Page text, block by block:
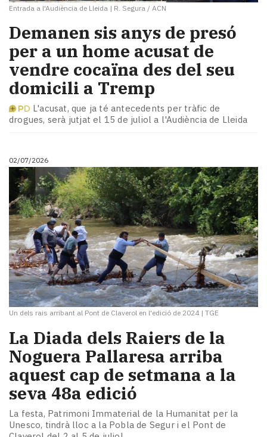
Entrada a l'Audiència de Lleida | R. Segura / ACN
Demanen sis anys de presó
per a un home acusat de
vendre cocaïna des del seu
domicili a Tremp
L'acusat, que ja té antecedents per tràfic de
drogues, serà jutjat el 15 de juliol a l'Audiència de Lleida
02/07/2026
Un dels rais arribant al Pont de Claverol en l'edició de 2024 | TGE
La Diada dels Raiers de la
Noguera Pallaresa arriba
aquest cap de setmana a la
seva 48a edició
La festa, Patrimoni Immaterial de la Humanitat per la
Unesco, tindrà lloc a la Pobla de Segur i el Pont de